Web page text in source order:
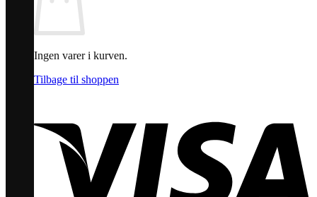
Ingen varer i kurven.
Tilbage til shoppen